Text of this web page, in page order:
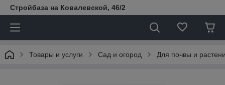
Стройбаза на Ковалевской, 46/2
Товары и услуги Сад и огород Для почвы и